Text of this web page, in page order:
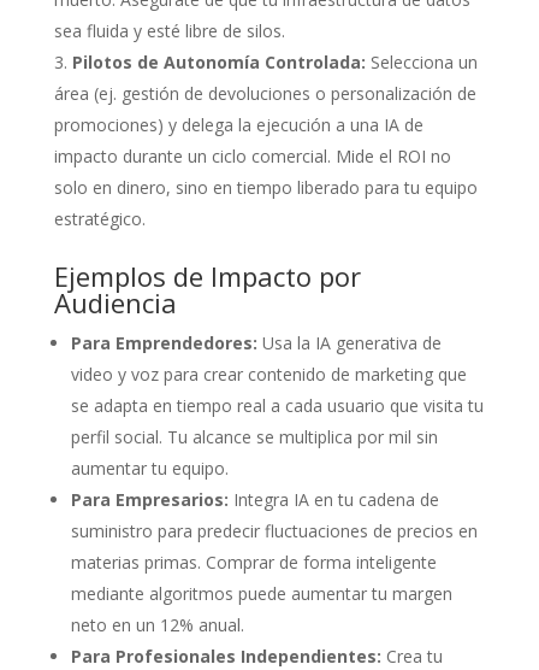
sea fluida y esté libre de silos.
Pilotos de Autonomía Controlada: Selecciona un
área (ej. gestión de devoluciones o personalización de
promociones) y delega la ejecución a una IA de
impacto durante un ciclo comercial. Mide el ROI no
solo en dinero, sino en tiempo liberado para tu equipo
estratégico.
Ejemplos de Impacto por
Audiencia
Para Emprendedores: Usa la IA generativa de
video y voz para crear contenido de marketing que
se adapta en tiempo real a cada usuario que visita tu
perfil social. Tu alcance se multiplica por mil sin
aumentar tu equipo.
Para Empresarios: Integra IA en tu cadena de
suministro para predecir fluctuaciones de precios en
materias primas. Comprar de forma inteligente
mediante algoritmos puede aumentar tu margen
neto en un 12% anual.
Para Profesionales Independientes: Crea tu